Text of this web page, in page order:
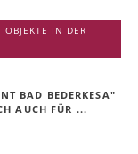
IN DER
BAD BEDERKESA"
AUCH FÜR ...